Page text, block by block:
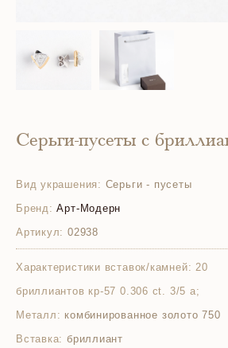
Серьги-пусеты с
Вид украшения: Серьги - пусеты
Бренд: Арт-Модерн
Артикул: 02938
Характеристики вставок/камней: 20
бриллиантов кр-57 0.306 ct. 3/5 а;
Металл: комбинированное золото 750
Вставка: бриллиант